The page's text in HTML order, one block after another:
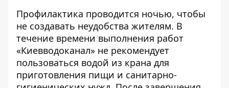
Профилактика проводится ночью, чтобы
не создавать неудобства жителям. В
течение времени выполнения работ
«Киевводоканал» не рекомендует
пользоваться водой из крана для
приготовления пищи и санитарно-